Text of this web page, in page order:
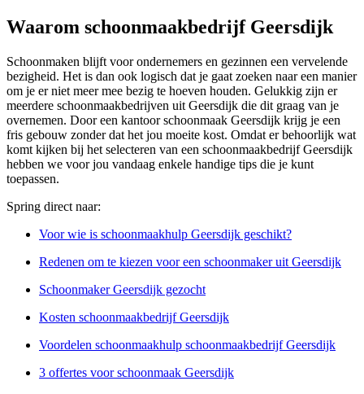
Waarom schoonmaakbedrijf Geersdijk
Schoonmaken blijft voor ondernemers en gezinnen een vervelende
bezigheid. Het is dan ook logisch dat je gaat zoeken naar een manier
om je er niet meer mee bezig te hoeven houden. Gelukkig zijn er
meerdere schoonmaakbedrijven uit Geersdijk die dit graag van je
overnemen. Door een kantoor schoonmaak Geersdijk krijg je een
fris gebouw zonder dat het jou moeite kost. Omdat er behoorlijk wat
komt kijken bij het selecteren van een schoonmaakbedrijf Geersdijk
hebben we voor jou vandaag enkele handige tips die je kunt
toepassen.
Spring direct naar:
Voor wie is schoonmaakhulp Geersdijk geschikt?
Redenen om te kiezen voor een schoonmaker uit Geersdijk
Schoonmaker Geersdijk gezocht
Kosten schoonmaakbedrijf Geersdijk
Voordelen schoonmaakhulp schoonmaakbedrijf Geersdijk
3 offertes voor schoonmaak Geersdijk